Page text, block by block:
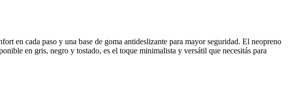
en cada paso y una base de goma antideslizante para mayor seguridad. El neopreno
en gris, negro y tostado, es el toque minimalista y versátil que necesitás para